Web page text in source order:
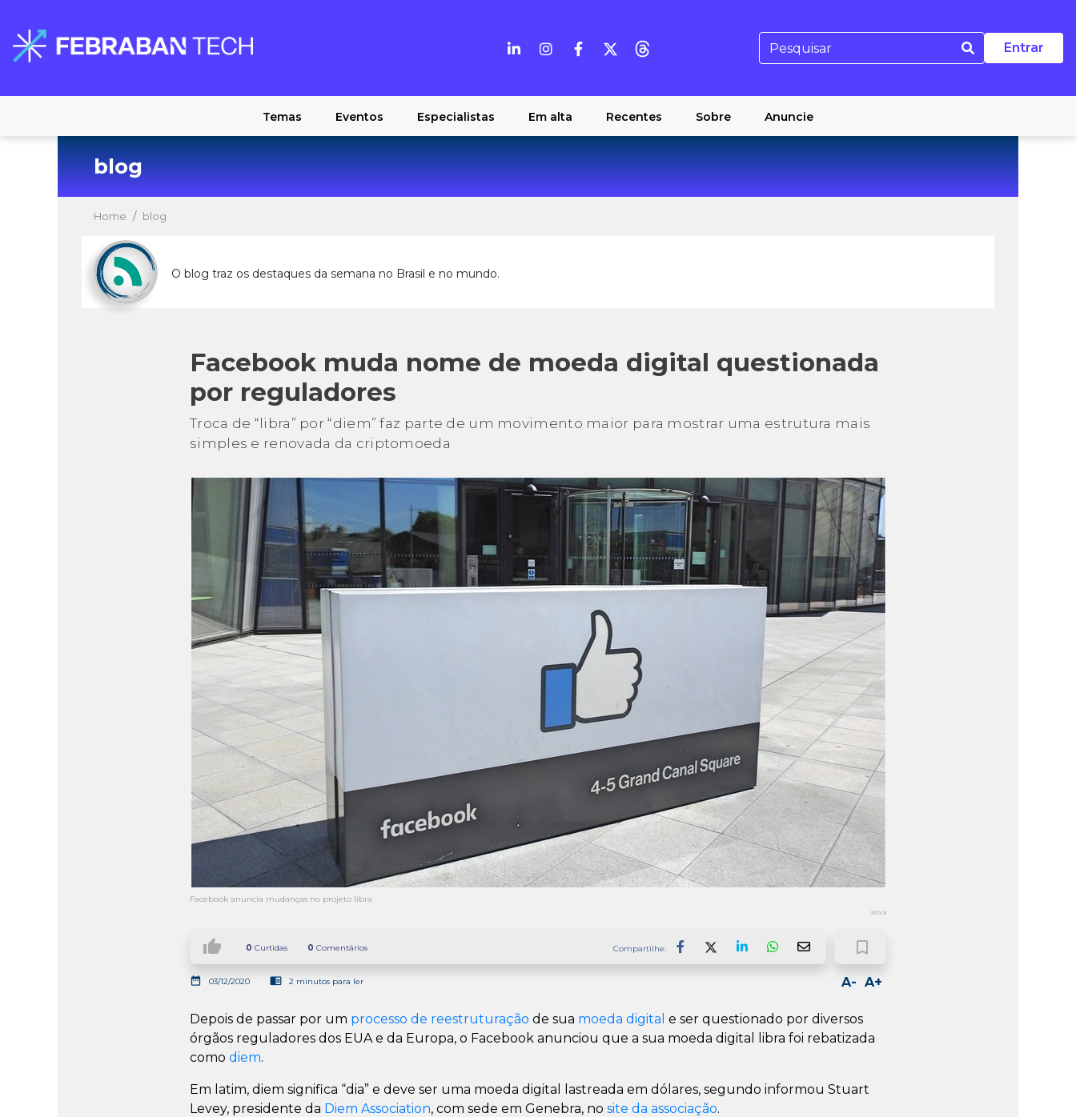
Entrar
Temas Eventos Especialistas Em alta Recentes Sobre Anuncie
blog
Home blog
O blog traz os destaques da semana no Brasil e no mundo.
Facebook muda nome de moeda digital questionada
por reguladores
Troca de “libra” por “diem” faz parte de um movimento maior para mostrar uma estrutura mais
simples e renovada da criptomoeda
Facebook anuncia mudanças no projeto libra
iStock
thumb_up 0 Curtidas 0 Comentários Compartilhe:
FacebookLinkedInWhatsapp
Email
bookmark_border
date_range 03/12/2020 chrome_reader_mode 2 minutos para ler A+
A-
Depois de passar por um processo de reestruturação de sua moeda digital e ser questionado por diversos
órgãos reguladores dos EUA e da Europa, o Facebook anunciou que a sua moeda digital libra foi rebatizada
como diem.
Em latim, diem significa “dia” e deve ser uma moeda digital lastreada em dólares, segundo informou Stuart
Levey, presidente da Diem Association, com sede em Genebra, no site da associação.